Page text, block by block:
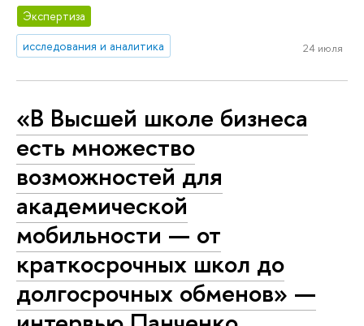
Экспертиза
исследования и аналитика
24 июля
«В Высшей школе бизнеса
есть множество
возможностей для
академической
мобильности — от
краткосрочных школ до
долгосрочных обменов» —